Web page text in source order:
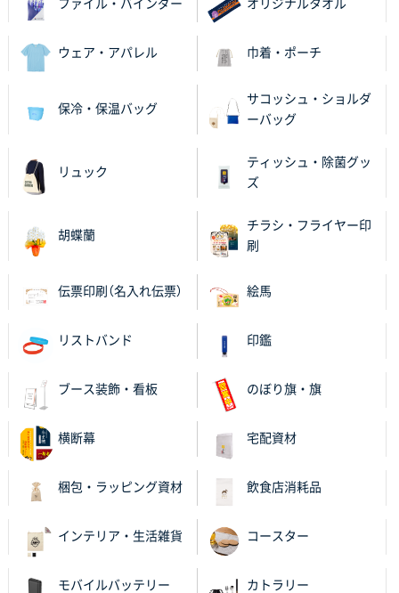
千葉県M社様
ワンポイント箔押し紙袋 Sサイズ(A5対応)
2025年11月06日 14:57
営業ご担当者さまより、ご丁寧なサポートをいただ
進められました。
【ポリ袋】特別ご注文ページ
3000枚
昨年利用した時に、納期と金額面でかなり業者さんを
比較して決めさせていただきました。 昨年注文分も、
納期がギリギリだったにも関わらず、丁寧に対応して
対応を頂いており助かっております。
和歌山県S社様
2025年11月05日 11:13
不織布スクエアトート(A4サイズ)
2025年10月28日 17:10
ワンポイントポリ袋 A4サイズ
1000枚
ファイル・バインダー オリジナルタオル
ウェア・アパレル 巾着・ポーチ
保冷・保温バッグ
サコッシュ・ショルダ
ーバッグ
リュック
ティッシュ・除菌グッ
ズ
胡蝶蘭
チラシ・フライヤー印
刷
伝票印刷（名入れ伝票） 絵馬
リストバンド 印鑑
ブース装飾・看板 のぼり旗・旗
横断幕 宅配資材
梱包・ラッピング資材 飲食店消耗品
インテリア・生活雑貨 コースター
モバイルバッテリー カトラリー